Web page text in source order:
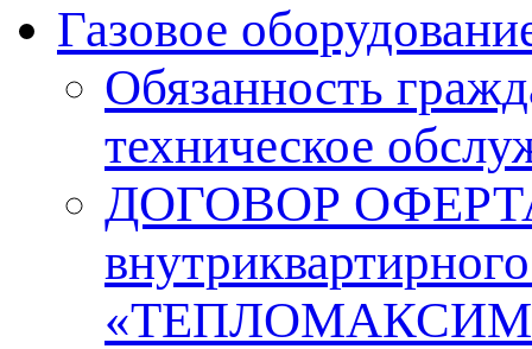
Газовое
Обязанность
техническое
ДОГОВОР ОФЕРТА